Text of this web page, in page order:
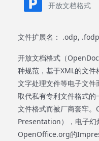
开放文档格式
文件扩展名： .odp, .fodp
开放文档格式（
种规范，基于XML的文
文字处理文件等电子文
取代私有专利文件格式
文件格式而被厂商套牢
Presentation），电子幻
OpenOffice.org的